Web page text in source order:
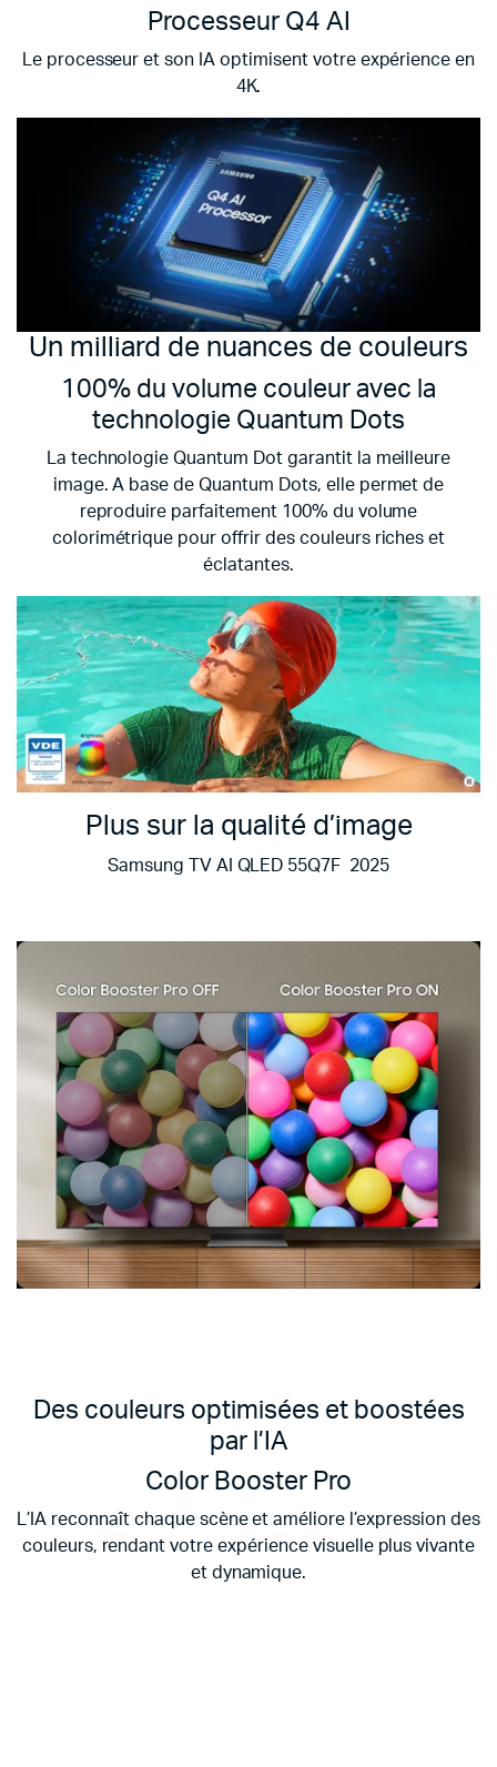
Processeur Q4 AI
Le processeur et son IA optimisent votre expérience en
4K.
Un milliard de nuances de couleurs
100% du volume couleur avec la
technologie Quantum Dots
La technologie Quantum Dot garantit la meilleure
image. A base de Quantum Dots, elle permet de
reproduire parfaitement 100% du volume
colorimétrique pour offrir des couleurs riches et
éclatantes.
Plus sur la qualité d’image
Samsung TV AI QLED 55Q7F 2025
Des couleurs optimisées et boostées
par l’IA
Color Booster Pro
L’IA reconnaît chaque scène et améliore l’expression des
couleurs, rendant votre expérience visuelle plus vivante
et dynamique.